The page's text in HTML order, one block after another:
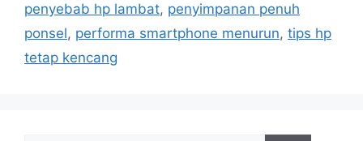
o
r
i
e
s
penyebab hp lambat, penyimpanan penuh
ponsel, performa smartphone menurun, tips hp
tetap kencang